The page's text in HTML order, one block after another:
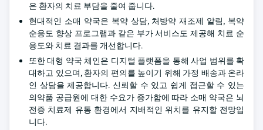
은 환자의 치료 부담을 줄여 줍니다.
현대적인 소매 약국은 복약 상담, 처방약 재조제 알림, 복약
순응도 향상 프로그램과 같은 부가 서비스도 제공해 치료 순
응도와 치료 결과를 개선합니다.
또한 대형 약국 체인은 디지털 플랫폼을 통해 사업 범위를 확
대하고 있으며, 환자의 편의를 높이기 위해 가정 배송과 온라
인 상담을 제공합니다. 신뢰할 수 있고 쉽게 접근할 수 있는
의약품 공급원에 대한 수요가 증가함에 따라 소매 약국은 뇌
전증 치료제 유통 환경에서 지배적인 위치를 유지할 전망입
니다.